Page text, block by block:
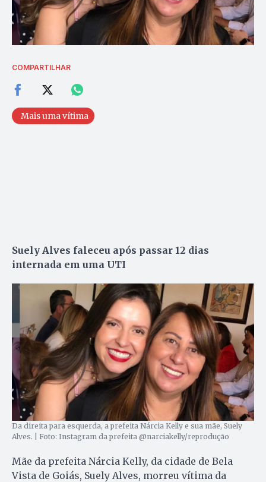
COMPARTILHAR
Mais uma vítima
Suely Alves faleceu após passar 12 dias
internada em uma UTI
Da direita para esquerda, a prefeita Nárcia Kelly e sua mãe, Suely
Alves. | Foto: Instagram da prefeita @narciakelly/reprodução
Mãe da prefeita Nárcia Kelly, da cidade de Bela
Vista de Goiás, Suely Alves, morreu vítima da